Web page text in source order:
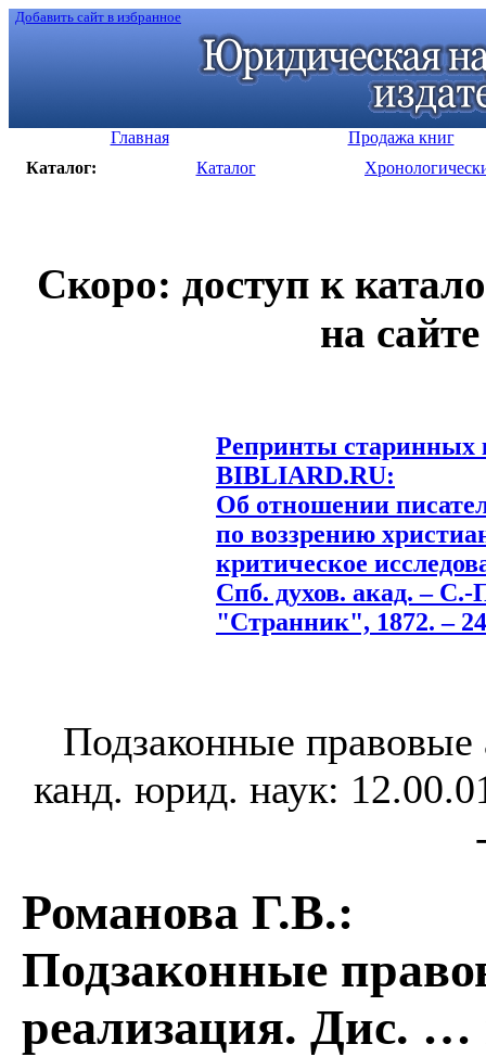
Добавить сайт в избранное
Главная
Продажа книг
Каталог:
Каталог
Скоро: доступ к
на
Репринты старинных
BIBLIARD.RU:
Об отношении
по воззрению
критическое
Спб. духов. акад. –
"Странник", 1872. –
Подзаконные
канд. юрид. наук:
Романова Г.В.:
Подзаконные
реализация. Дис.